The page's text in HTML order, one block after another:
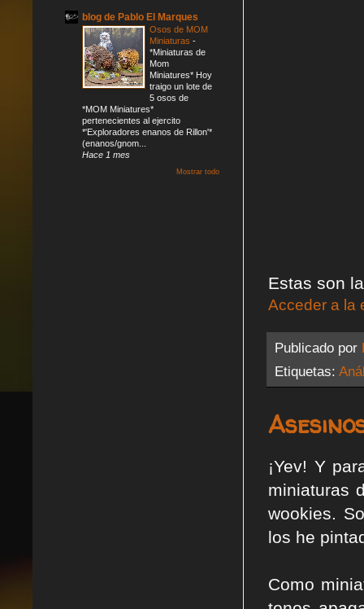
Estas son
Acceder a la
Publicado por
Etiquetas:
¡Yev! Y
miniaturas
wookies.
los he
Como
blog de Pablo El Marques
Osos de MOM
Miniaturas -
*Miniaturas de
Mom
Miniatures* Hoy
traigo un lote de
5 osos de
*MOM Miniatures*
pertenecientes al ejercito
*'Exploradores enanos de Rillon'*
(enanos/gnom...
Hace 1 mes
Mostrar todo